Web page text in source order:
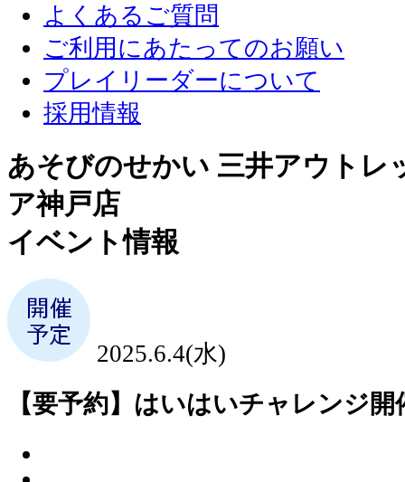
よくあるご質問
ご利用にあたってのお願い
プレイリーダーについて
採用情報
あそびのせかい 三井アウトレ
ア神戸店
イベント情報
2025.6.4(水)
【要予約】はいはいチャレンジ開